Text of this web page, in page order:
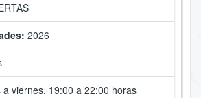
2026
a viernes, 19:00 a 22:00 horas